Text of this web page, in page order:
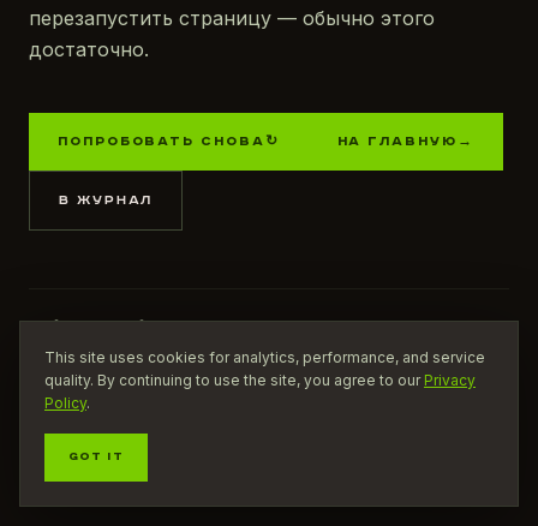
перезапустить страницу — обычно этого
достаточно.
ПОПРОБОВАТЬ СНОВА ↻ НА ГЛАВНУЮ →
В ЖУРНАЛ
This site uses cookies for analytics, performance, and service
quality. By continuing to use the site, you agree to our Privacy
Policy.
GOT IT